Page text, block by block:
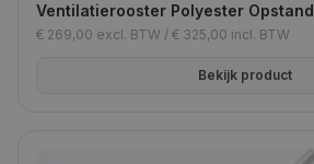
Ventilatierooster Polyester Opstand
€ 269,00 excl. BTW / € 325,00 incl. BTW
Bekijk product